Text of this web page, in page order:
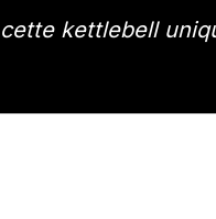
kettlebell